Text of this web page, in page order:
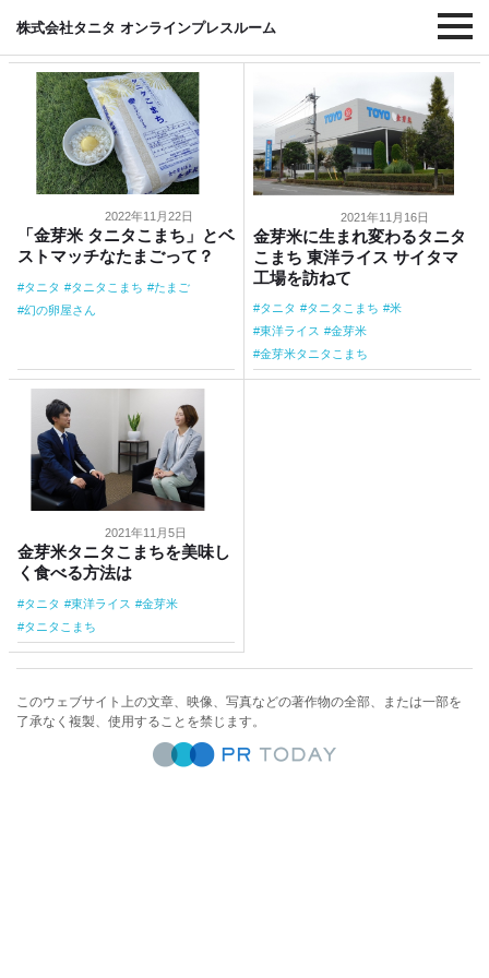
株式会社タニタ オンラインプレスルーム
#タニタこまち
2022年11月22日
「金芽米 タニタこまち」とベ
ストマッチなたまごって？
タニタ タニタこまち
たまご
幻の卵屋さん
2021年11月16日
金芽米に生まれ変わるタニタ
こまち 東洋ライス サイタマ
工場を訪ねて
タニタ タニタこまち
米
東洋ライス
金芽米
金芽米タニタこまち
2021年11月5日
金芽米タニタこまちを美味し
く食べる方法は
タニタ 東洋ライス
金芽米
タニタこまち
このウェブサイト上の文章、映像、写真などの著作物の全部、または一部を
了承なく複製、使用することを禁じます。